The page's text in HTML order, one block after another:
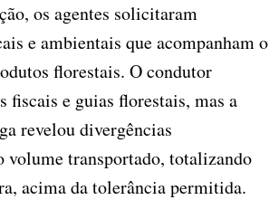
os agentes solicitaram
e ambientais que acompanham o
florestais. O condutor
fiscais e guias florestais, mas a
revelou divergências
volume transportado, totalizando
acima da tolerância permitida.